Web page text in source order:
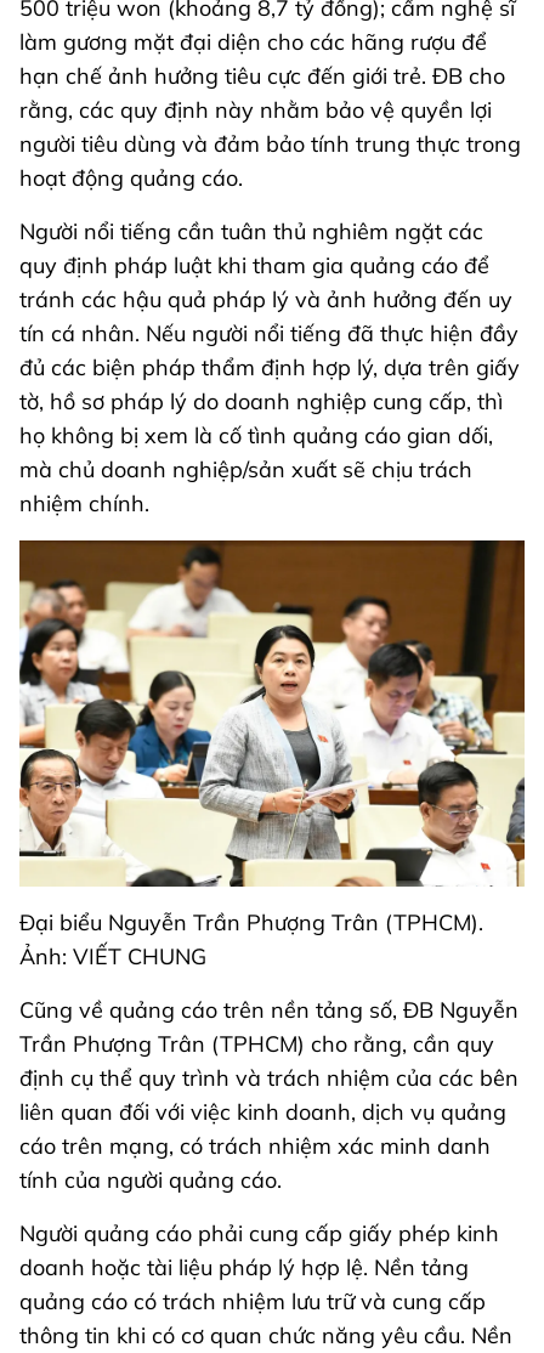
500 triệu won (khoảng 8,7 tỷ đồng); cấm nghệ sĩ
làm gương mặt đại diện cho các hãng rượu để
hạn chế ảnh hưởng tiêu cực đến giới trẻ. ĐB cho
rằng, các quy định này nhằm bảo vệ quyền lợi
người tiêu dùng và đảm bảo tính trung thực trong
hoạt động quảng cáo.
Người nổi tiếng cần tuân thủ nghiêm ngặt các
quy định pháp luật khi tham gia quảng cáo để
tránh các hậu quả pháp lý và ảnh hưởng đến uy
tín cá nhân. Nếu người nổi tiếng đã thực hiện đầy
đủ các biện pháp thẩm định hợp lý, dựa trên giấy
tờ, hồ sơ pháp lý do doanh nghiệp cung cấp, thì
họ không bị xem là cố tình quảng cáo gian dối,
mà chủ doanh nghiệp/sản xuất sẽ chịu trách
nhiệm chính.
Đại biểu Nguyễn Trần Phượng Trân (TPHCM).
Ảnh: VIẾT CHUNG
Cũng về quảng cáo trên nền tảng số, ĐB Nguyễn
Trần Phượng Trân (TPHCM) cho rằng, cần quy
định cụ thể quy trình và trách nhiệm của các bên
liên quan đối với việc kinh doanh, dịch vụ quảng
cáo trên mạng, có trách nhiệm xác minh danh
tính của người quảng cáo.
Người quảng cáo phải cung cấp giấy phép kinh
doanh hoặc tài liệu pháp lý hợp lệ. Nền tảng
quảng cáo có trách nhiệm lưu trữ và cung cấp
thông tin khi có cơ quan chức năng yêu cầu. Nền